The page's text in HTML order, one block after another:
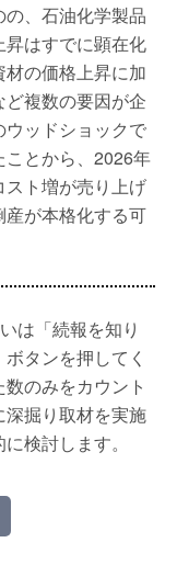
、石油化学製品
はすでに顕在化
の価格上昇に加
複数の要因が企
ッドショックで
とから、2026年
ト増が売り上げ
が本格化する可
は「続報を知り
タンを押してく
のみをカウント
深掘り取材を実施
検討します。